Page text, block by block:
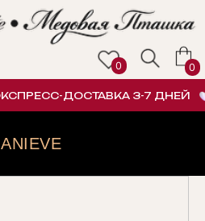
ДОСТАВКА 3-7 ДНЕЙ